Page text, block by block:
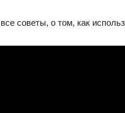
советы, о том, как